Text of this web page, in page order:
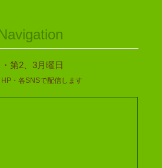
第2、3月曜日
・各SNSで配信します